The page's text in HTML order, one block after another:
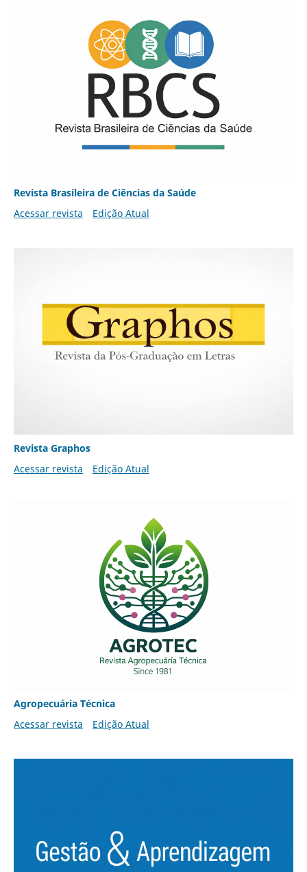
Revista Brasileira de Ciências da Saúde
Acessar revista
Edição Atual
Revista Graphos
Acessar revista
Edição Atual
Agropecuária Técnica
Acessar revista
Edição Atual